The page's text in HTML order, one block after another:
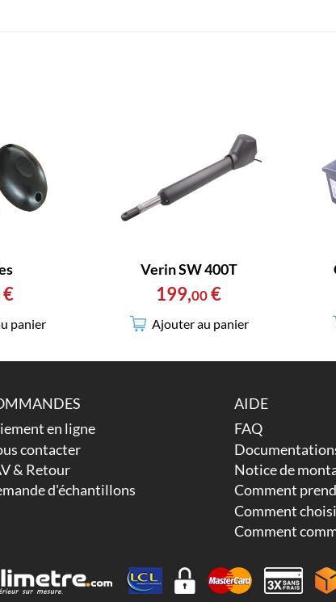
€
panier
Verin SW 400T
199,00 €
Ajouter au panier
en ligne
contacter
& Retour
d'échantillons
AIDE
FAQ
Notice de
Comment
Comment
Comment